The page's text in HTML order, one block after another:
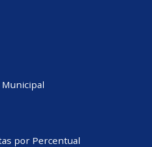
por Percentual